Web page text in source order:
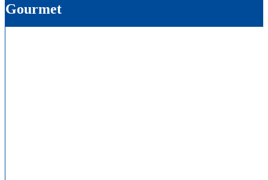
Gourmet